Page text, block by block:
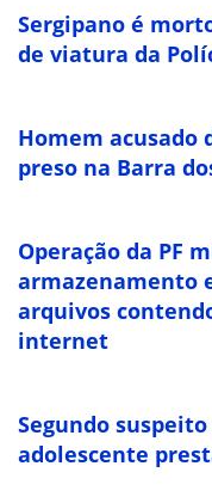
Sergipano é
de viatura da
Homem acusado
preso na Barra
Operação da PF
armazenamento
arquivos
internet
Segundo
adolescente